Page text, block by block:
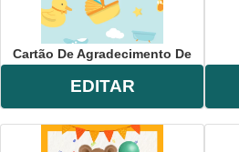
Cartão De Agradecimento De
EDITAR